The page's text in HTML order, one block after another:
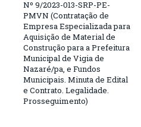
Nº 9/2023-013-SRP-PE-
PMVN (Contratação de
Empresa Especializada para
Aquisição de Material de
Construção para a Prefeitura
Municipal de Vigia de
Nazaré/pa, e Fundos
Municipais. Minuta de Edital
e Contrato. Legalidade.
Prosseguimento)